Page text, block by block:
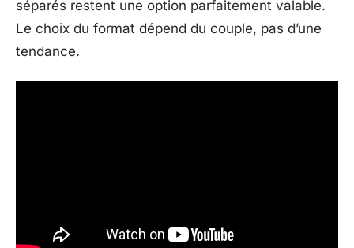
séparés restent une option parfaitement valable.
Le choix du format dépend du couple, pas d’une
tendance.